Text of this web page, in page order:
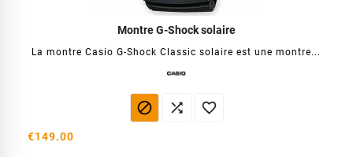
Montre G-Shock solaire
La montre Casio G-Shock Classic solaire est une montre...
  
€149.00